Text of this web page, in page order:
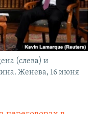
(слева) и
Женева, 16 июня